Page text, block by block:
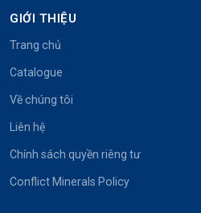
GIỚI THIỆU
Trang chủ
Catalogue
Về chúng tôi
Liên hệ
Chính sách quyền riêng tư
Conflict Minerals Policy